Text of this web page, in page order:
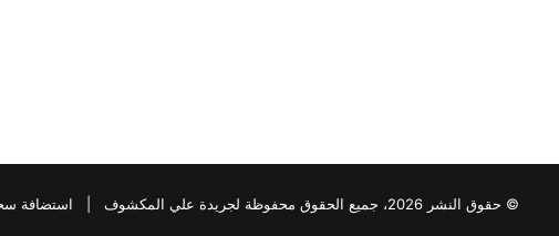
© حقوق النشر 2026، جميع الحقوق محفوظة لجريدة علي المكشوف | استضافة